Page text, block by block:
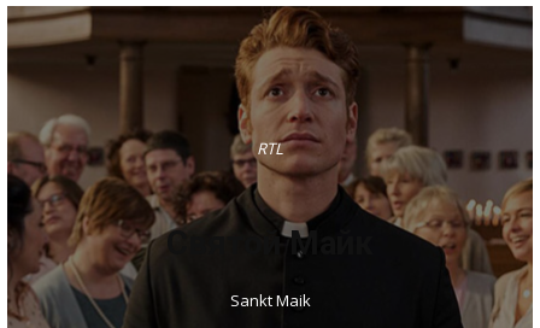
RTL
Святой Майк
Sankt Maik